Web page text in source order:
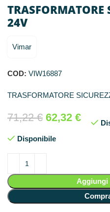
24V
Vimar
COD: VIW16887
TRASFORMATORE
71,22€ 62,32 €
Disponibile
Aggiungi